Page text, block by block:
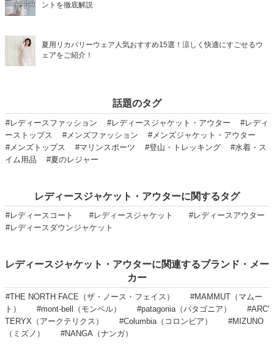
ントを徹底解説
夏用リカバリーウェア人気おすすめ15選！涼しく快適にすごせるウ
ェアをご紹介！
話題のタグ
#レディースファッション #レディースジャケット・アウター
#レディ
ーストップス
#メンズファッション
#メンズジャケット・アウター
#メンズトップス
#マリンスポーツ #登山・トレッキング
#水着・ス
イム用品
#夏のレジャー
レディースジャケット・アウターに関するタグ
#レディースコート #レディースジャケット
#レディースアウター
#レディースダウンジャケット
レディースジャケット・アウターに関連するブランド・メー
カー
#THE NORTH FACE（ザ・ノース・フェイス）
#MAMMUT（マムー
ト）
#mont-bell（モンベル） #patagonia（パタゴニア）
#ARC'
TERYX（アークテリクス）
#Columbia（コロンビア）
#MIZUNO
（ミズノ）
#NANGA（ナンガ）